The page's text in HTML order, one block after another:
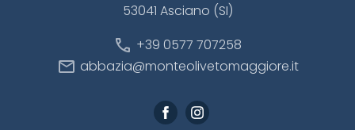
53041 Asciano (SI)
call +39 0577 707258
mail abbazia@monteolivetomaggiore.it